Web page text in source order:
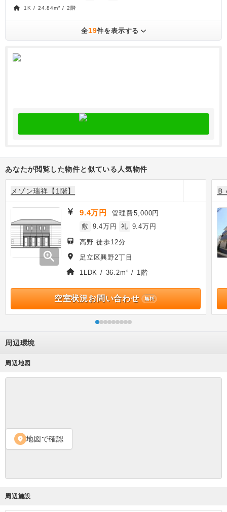
1K / 24.84m² / 2階
全19件を表示する
あなたが閲覧した物件と似ている人気物件
メゾン瑞祥【1階】
zoom_in
9.4万円 管理費5,000円
敷 9.4万円 礼 9.4万円
高野 徒歩12分
足立区興野2丁目
1LDK / 36.2m² / 1階
空室状況お問い合わせ 無料
周辺環境
周辺地図
location_on 地図で確認
周辺施設